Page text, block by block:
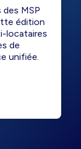
MSP
édition
locataires
de
unifiée.